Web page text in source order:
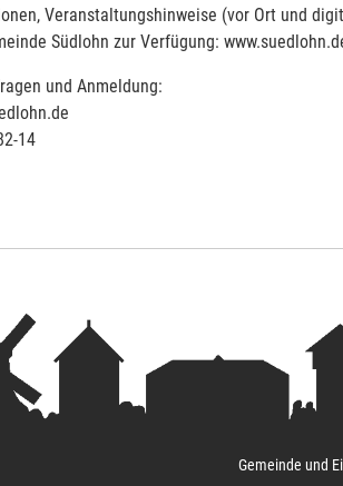
Veranstaltungshinweise (vor Ort und
Südlohn zur Verfügung:
und Anmeldung:
14
Gemeinde und